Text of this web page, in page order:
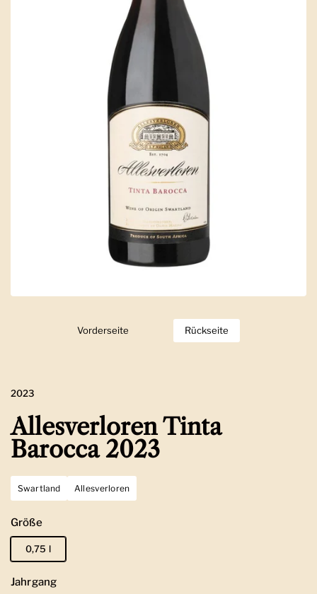
Zeige Folie 1
Vorderseite Zeige Folie 2
Rückseite
2023
Allesverloren Tinta
Barocca 2023
Swartland Allesverloren
Größe
0,75 l
Jahrgang